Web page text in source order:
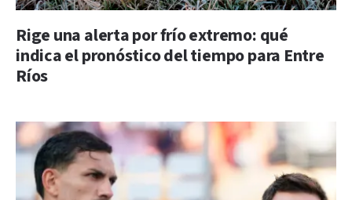
Rige una alerta por frío extremo: qué
indica el pronóstico del tiempo para Entre
Ríos